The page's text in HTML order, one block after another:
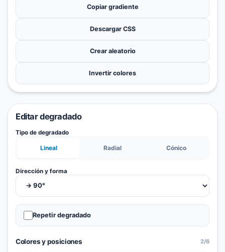
Copiar gradiente
Descargar CSS
Crear aleatorio
Invertir colores
Editar degradado
Tipo de degradado
Lineal Radial Cónico
Dirección y forma
Repetir degradado
Colores y posiciones 2/6